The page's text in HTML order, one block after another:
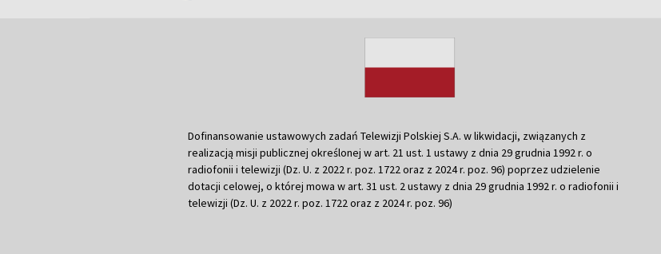
Dofinansowanie ustawowych zadań Telewizji Polskiej S.A. w likwidacji, związanych z
realizacją misji publicznej określonej w art. 21 ust. 1 ustawy z dnia 29 grudnia 1992 r. o
radiofonii i telewizji (Dz. U. z 2022 r. poz. 1722 oraz z 2024 r. poz. 96) poprzez udzielenie
dotacji celowej, o której mowa w art. 31 ust. 2 ustawy z dnia 29 grudnia 1992 r. o radiofonii i
telewizji (Dz. U. z 2022 r. poz. 1722 oraz z 2024 r. poz. 96)